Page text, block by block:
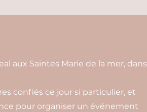
aux Saintes Marie de la mer, dans
confiés ce jour si particulier, et
pour organiser un événement